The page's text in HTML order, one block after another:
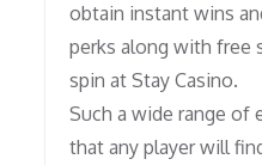
obtain instant wins
perks along with free
spin at Stay Casino.
Such a wide range of
that any player will